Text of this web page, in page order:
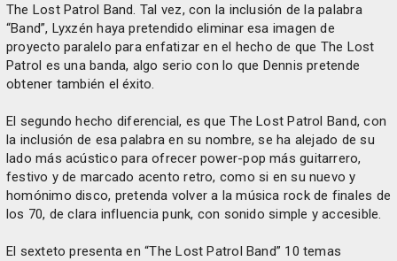
The Lost Patrol Band. Tal vez, con la inclusión de la palabra
“Band”, Lyxzén haya pretendido eliminar esa imagen de
proyecto paralelo para enfatizar en el hecho de que The Lost
Patrol es una banda, algo serio con lo que Dennis pretende
obtener también el éxito.
El segundo hecho diferencial, es que The Lost Patrol Band, con
la inclusión de esa palabra en su nombre, se ha alejado de su
lado más acústico para ofrecer power-pop más guitarrero,
festivo y de marcado acento retro, como si en su nuevo y
homónimo disco, pretenda volver a la música rock de finales de
los 70, de clara influencia punk, con sonido simple y accesible.
El sexteto presenta en “The Lost Patrol Band” 10 temas